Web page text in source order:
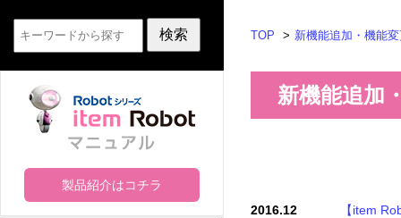
製品紹介はコチラ
TOP 新機能追加・機能
新機能追加
2016.12 【item